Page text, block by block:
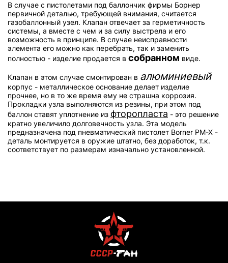
В случае с пистолетами под баллончик фирмы Борнер
первичной деталью, требующей внимания, считается
газобаллонный узел. Клапан отвечает за герметичность
системы, а вместе с чем и за силу выстрела и его
возможность в принципе. В случае неисправности
элемента его можно как перебрать, так и заменить
полностью - изделие продается в собранном виде.
Клапан в этом случае смонтирован в алюминиевый
корпус - металлическое основание делает изделие
прочнее, но в то же время ему не страшна коррозия.
Прокладки узла выполняются из резины, при этом под
баллон ставят уплотнение из фторопласта - это решение
кратно увеличило долговечность узла. Эта модель
предназначена под пневматический пистолет Borner PM-X -
деталь монтируется в оружие штатно, без доработок, т.к.
соответствует по размерам изначально установленной.